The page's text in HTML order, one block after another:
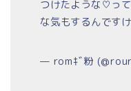
つけたような♡っ
な気もするんです
— romｷﾞ粉